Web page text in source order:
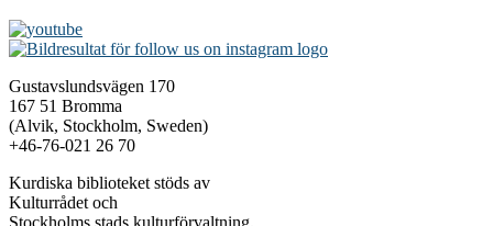
Gustavslundsvägen 170
167 51 Bromma
(Alvik, Stockholm, Sweden)
+46-76-021 26 70
Kurdiska biblioteket stöds av
Kulturrådet och